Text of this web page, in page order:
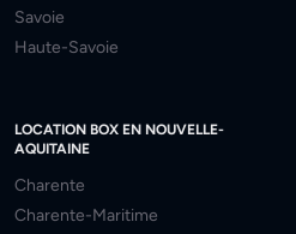
Savoie
Haute-Savoie
LOCATION BOX EN NOUVELLE-
AQUITAINE
Charente
Charente-Maritime